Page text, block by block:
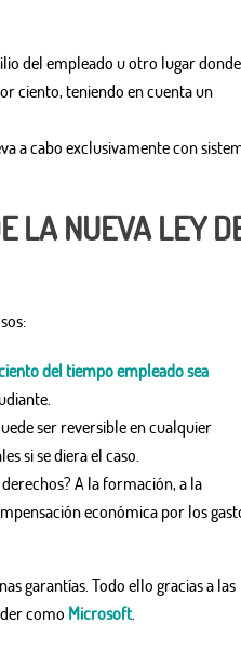
del empleado u otro lugar donde
ciento, teniendo en cuenta un
a cabo exclusivamente con
LA NUEVA LEY
del tiempo empleado sea
ser reversible en cualquier
si se diera el caso.
A la formación, a la
económica por los
garantías. Todo ello gracias a las
como Microsoft.